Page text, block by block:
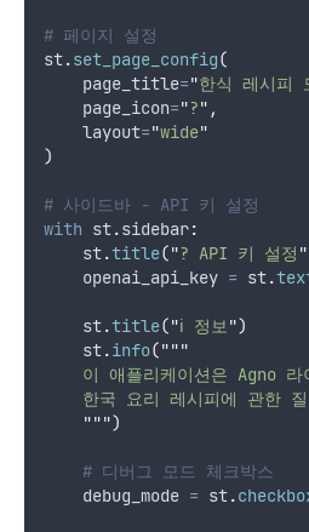
# 페이지 설정
st.set_page_config(
page_title="한식 레시피
page_icon="?" ,
layout="wide"
)
# 사이드바 - API 키 설정
with st.sidebar:
    st
.title("? API 키 설정 "
    openai_api_key
= st.
    st
.title("ℹ️ 정보")
    st
.info("""
이 애플리케이션은 Agno 라
한국 요리 레시피에 관한
""")
# 디버그 모드 체크박스
    debug_mode
= st.